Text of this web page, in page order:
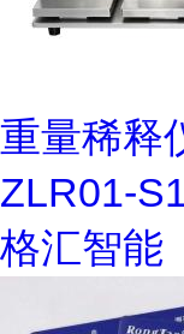
重量稀释
ZLR01-
格汇智能